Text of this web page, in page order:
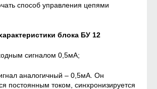
способ управления цепями
блока БУ 12
сигналом 0,5мА;
аналогичный – 0,5мА. Он
постоянным током, синхронизируется